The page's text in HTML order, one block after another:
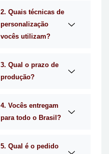
2. Quais técnicas de
personalização
vocês utilizam?
3. Qual o prazo de
produção?
4. Vocês entregam
para todo o Brasil?
5. Qual é o pedido